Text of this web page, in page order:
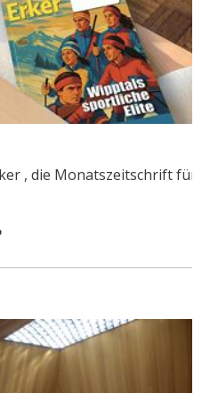
, die Monatszeitschrift für